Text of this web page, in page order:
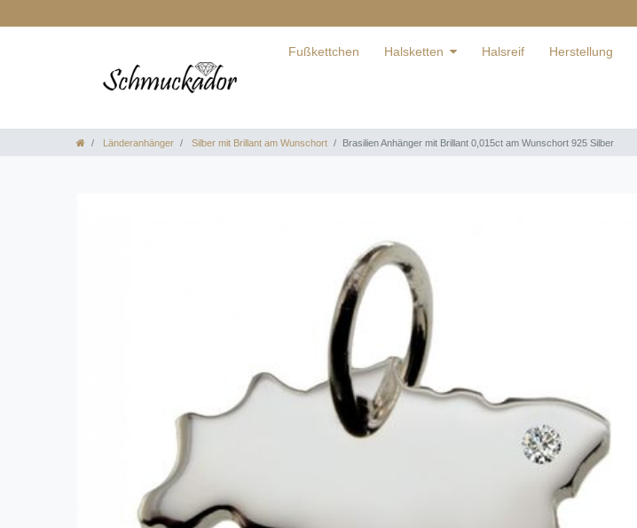
Fußkettchen Halsketten Halsreif Herstellung
Länderanhänger Silber mit Brillant am Wunschort Brasilien Anhänger mit Brillant 0,015ct am Wunschort 925 Silber